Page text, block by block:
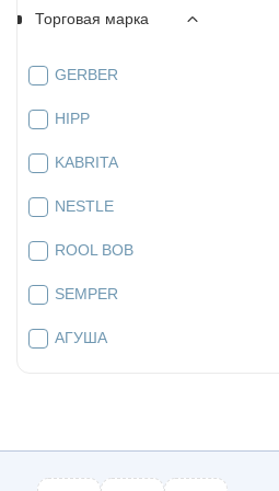
Торговая марка
GERBER
HIPP
KABRITA
NESTLE
ROOL BOB
SEMPER
АГУША